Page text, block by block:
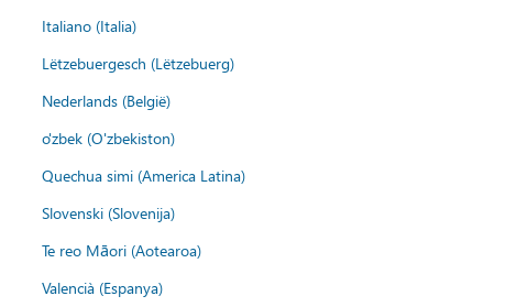
Italiano (Italia)
Lëtzebuergesch (Lëtzebuerg)
Nederlands (België)
o'zbek (O'zbekiston)
Quechua simi (America Latina)
Slovenski (Slovenija)
Te reo Māori (Aotearoa)
Valencià (Espanya)